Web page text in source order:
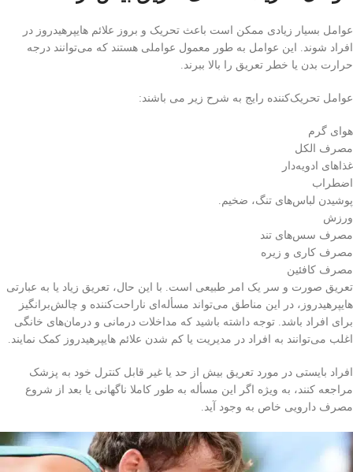
عوامل بسیار زیادی ممکن است باعث تحریک و بروز علائم هایپرهیدروز در
افراد شوند. این عوامل به طور معمول عواملی هستند که می‌توانند درجه
حرارت بدن یا خطر تعریق را بالا ببرند.
عوامل تحریک‌کننده رایج به شرح زیر می باشند:
هوای گرم
مصرف الکل
غذاهای ادویه‌دار
اضطراب
پوشیدن لباس‌های تنگ، ضخیم.
ورزش
مصرف سس‌های تند
مصرف کاری و زیره
مصرف کافئین
تعریق صورت و سر یک امر طبیعی است. با این حال، تعریق زیاد یا به عبارتی
هایپرهیدروز، در این مناطق می‌تواند مسأله‌ای ناراحت‌کننده و چالش‌برانگیز
برای افراد باشد. توجه داشته باشید که مداخلات درمانی و درمان‌های خانگی
اغلب می‌توانند به افراد در مدیریت یا کم شدن علائم هایپرهیدروز کمک نمایند.
افراد بایستی در مورد تعریق بیش از حد یا غیر قابل کنترل خود به پزشک
مراجعه کنند، به ویژه اگر این مسأله به طور کاملا ناگهانی یا بعد از شروع
مصرف دارویی خاص به وجود آید.